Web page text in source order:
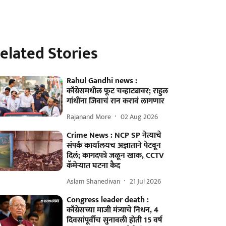
Stories
Rahul Gandhi news :
काँग्रेसमधील फूट चव्हाट्यावर; राहुल
गांधींना जिवाचं रान करावं लागणार
Rajanand More 02 Aug 2026
Crime News : NCP SP नेत्याचे
संपर्क कार्यालयच अज्ञाताने पेटवून
दिलं; कागदपत्रे जळून खाक, CCTV
कॅमेऱ्यात घटना कैद
Aslam Shanedivan 21 Jul 2026
Congress leader death :
काँग्रेसच्या माजी मंत्र्याचे निधन, 4
दिवसांपूर्वीच सुनावली होती 15 वर्ष